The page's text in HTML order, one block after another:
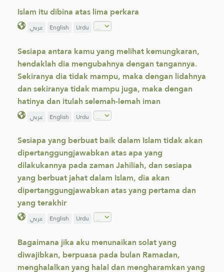
Islam itu dibina atas lima perkara
عربي English Urdu
Sesiapa antara kamu yang melihat kemungkaran,
hendaklah dia mengubahnya dengan tangannya.
Sekiranya dia tidak mampu, maka dengan lidahnya
dan sekiranya tidak mampu juga, maka dengan
hatinya dan itulah selemah-lemah iman
عربي English Urdu
Sesiapa yang berbuat baik dalam Islam tidak akan
dipertanggungjawabkan atas apa yang
dilakukannya pada zaman Jahiliah, dan sesiapa
yang berbuat jahat dalam Islam, dia akan
dipertanggungjawabkan atas yang pertama dan
yang terakhir
عربي English Urdu
Bagaimana jika aku menunaikan solat yang
diwajibkan, berpuasa pada bulan Ramadan,
menghalalkan yang halal dan mengharamkan yang